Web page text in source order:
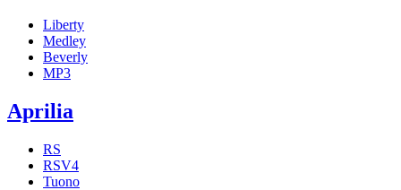
Liberty
Medley
Beverly
MP3
Aprilia
RS
RSV4
Tuono